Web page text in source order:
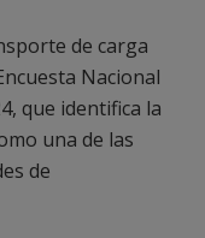
de carga
Nacional
que identifica la
una de las
de